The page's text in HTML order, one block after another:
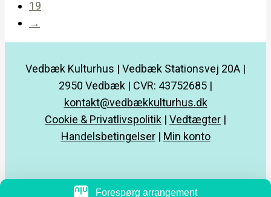
19
→
Vedbæk Kulturhus | Vedbæk Stationsvej 20A |
2950 Vedbæk | CVR: 43752685 |
kontakt@vedbækkulturhus.dk
Cookie & Privatlivspolitik | Vedtægter |
Handelsbetingelser| Min konto
Forespørg arrangement